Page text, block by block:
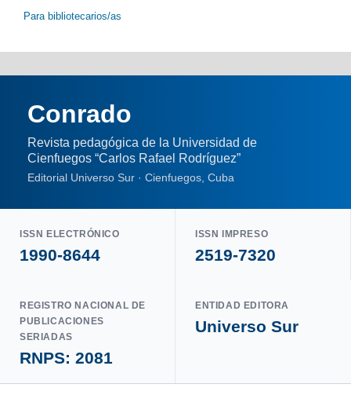
Para bibliotecarios/as
Conrado
Revista pedagógica de la Universidad de
Cienfuegos “Carlos Rafael Rodríguez”
Editorial Universo Sur · Cienfuegos, Cuba
ISSN ELECTRÓNICO
1990-8644
ISSN IMPRESO
2519-7320
REGISTRO NACIONAL DE
PUBLICACIONES
SERIADAS
RNPS: 2081
ENTIDAD EDITORA
Universo Sur